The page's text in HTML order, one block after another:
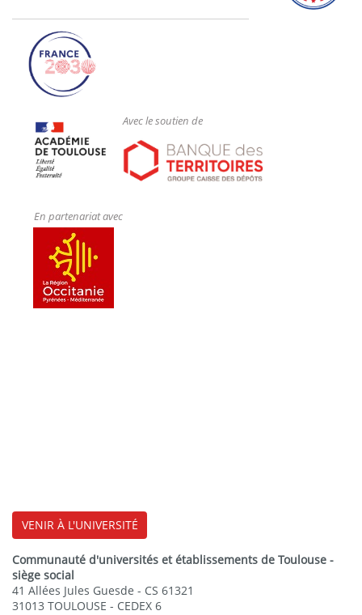
Avec le soutien de
En partenariat avec
VENIR À L'UNIVERSITÉ
Communauté d'universités et établissements de Toulouse -
siège social
41 Allées Jules Guesde - CS 61321
31013 TOULOUSE - CEDEX 6